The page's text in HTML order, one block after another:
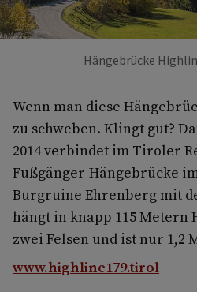
Hängebrücke
Wenn man diese
zu schweben. Klingt gut?
2014 verbindet im Tiroler
Fußgänger-Hängebrücke
Burgruine Ehrenberg mit
hängt in knapp 115 Metern
zwei Felsen und ist nur 1,2
www.highline179.tirol